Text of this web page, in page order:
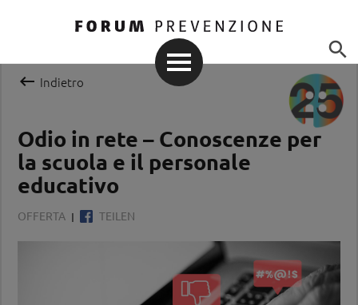

 Indietro
Odio in rete – Conoscenze per
la scuola e il personale
educativo
OFFERTA TEILEN